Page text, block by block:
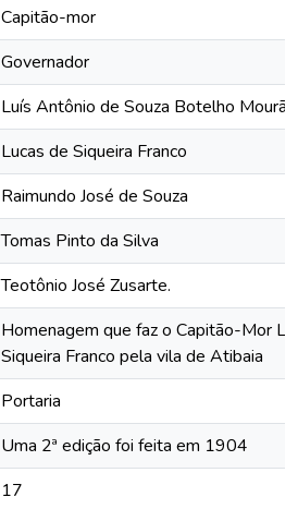
Capitão-mor
Governador
Luís Antônio de Souza Botelho Mourão
Lucas de Siqueira Franco
Raimundo José de Souza
Tomas Pinto da Silva
Teotônio José Zusarte.
Homenagem que faz o Capitão-Mor
Siqueira Franco pela vila de Atibaia
Portaria
Uma 2ª edição foi feita em 1904
17